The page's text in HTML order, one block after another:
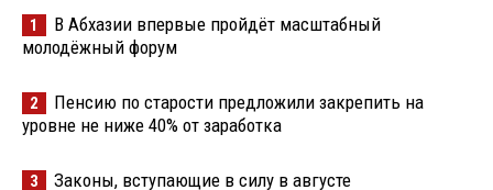
1
В Абхазии впервые пройдёт масштабный
молодёжный форум
2
Пенсию по старости предложили закрепить на
уровне не ниже 40% от заработка
3 Законы, вступающие в силу в августе